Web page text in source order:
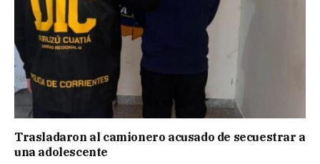
Trasladaron al camionero acusado de secuestrar a
una adolescente